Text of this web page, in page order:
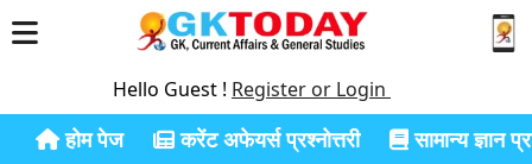
Hello Guest ! Register or Login
होम पेज करेंट अफेयर्स प्रश्नोत्तरी सामान्य ज्ञान